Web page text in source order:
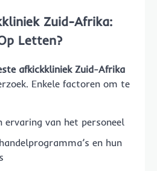
Zuid-Afrika:
Letten?
afkickkliniek Zuid-Afrika
Enkele factoren om te
ervaring van het personeel
en hun